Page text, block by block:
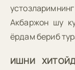
Акбаржон шу
ёрдам бериб
ИШНИ